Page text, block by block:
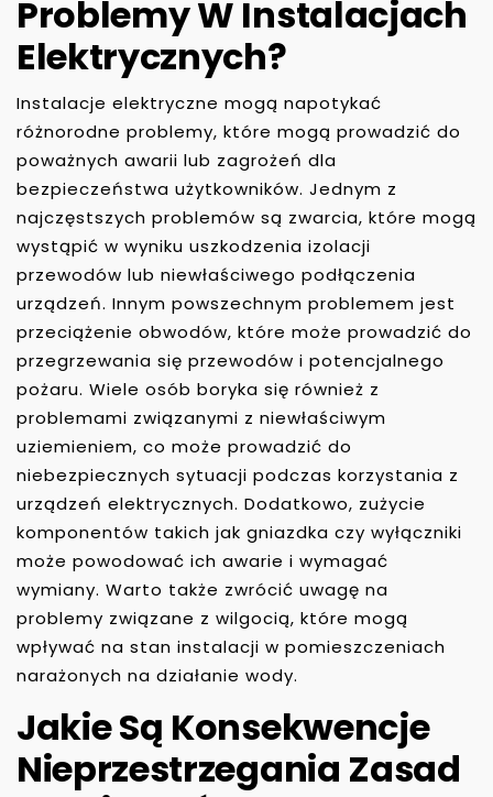
Problemy W Instalacjach
Elektrycznych?
Instalacje elektryczne mogą napotykać
różnorodne problemy, które mogą prowadzić do
poważnych awarii lub zagrożeń dla
bezpieczeństwa użytkowników. Jednym z
najczęstszych problemów są zwarcia, które mogą
wystąpić w wyniku uszkodzenia izolacji
przewodów lub niewłaściwego podłączenia
urządzeń. Innym powszechnym problemem jest
przeciążenie obwodów, które może prowadzić do
przegrzewania się przewodów i potencjalnego
pożaru. Wiele osób boryka się również z
problemami związanymi z niewłaściwym
uziemieniem, co może prowadzić do
niebezpiecznych sytuacji podczas korzystania z
urządzeń elektrycznych. Dodatkowo, zużycie
komponentów takich jak gniazdka czy wyłączniki
może powodować ich awarie i wymagać
wymiany. Warto także zwrócić uwagę na
problemy związane z wilgocią, które mogą
wpływać na stan instalacji w pomieszczeniach
narażonych na działanie wody.
Jakie Są Konsekwencje
Nieprzestrzegania Zasad